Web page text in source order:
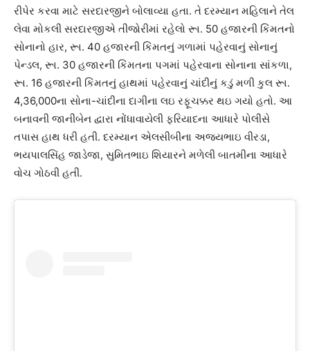
રીપેર કરવા માટે સરદારજીને બોલાવ્યા હતા. તે દરમ્યાન મહિલાને તેલ
લેવા મોકલી સરદારજીએ તીજોરીમાં રહેલો રૂા. 50 હજારની કિંમતનો
સોનાનો હાર, રૂા. 40 હજારની કિંમતનું ગળામાં પહેરવાનું સોનાનું
પેન્ડલ, રૂા. 30 હજારની કિંમતના પગમાં પહેરવાના સોનાના સાંકળા,
રૂા. 16 હજારની કિંમતનું હાથમાં પહેરવાનું ચાંદીનું કડું મળી કુલ રૂા.
4,36,000ના સોના-ચાંદીના દાગીના લઇ રફૂચક્કર થઇ ગયો હતો. આ
બનાવની જાનીબેન દ્વારા નોંધાવાયેલી ફરિયાદના આધારે પોલીસે
તપાસ હાથ ધરી હતી. દરમ્યાન એલસીબીના અજયભાઇ વીરડા,
ભયપાલસિંહ જાડેજા, સુમિતભાઇ શિયારને મળેલી બાતમીના આધારે
વોચ ગોઠવી હતી.